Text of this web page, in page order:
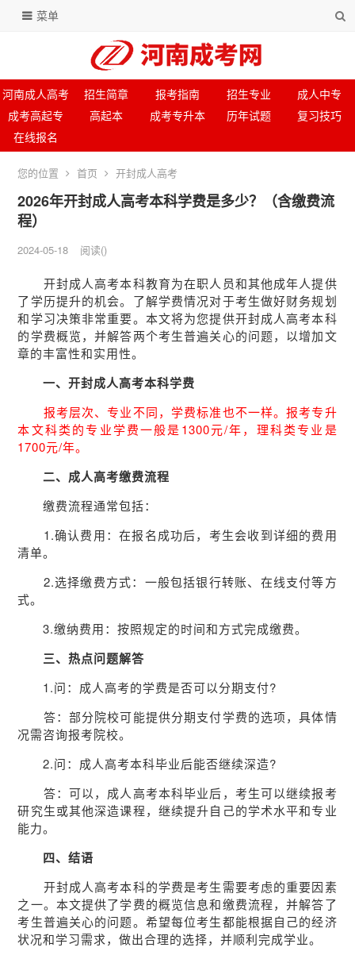
菜单
河南成人高考 招生简章 报考指南 招生专业
成人中专
成考高起专
高起本 成考专升本 历年试题
复习技巧
在线报名
您的位置 首页 开封成人高考
2026年开封成人高考本科学费是多少？（含缴费流
程）
2024-05-18 阅读()
开封成人高考本科教育为在职人员和其他成年人提供
了学历提升的机会。了解学费情况对于考生做好财务规划
和学习决策非常重要。本文将为您提供开封成人高考本科
的学费概览，并解答两个考生普遍关心的问题，以增加文
章的丰富性和实用性。
一、开封成人高考本科学费
报考层次、专业不同，学费标准也不一样。报考专升
本文科类的专业学费一般是1300元/年，理科类专业是
1700元/年。
二、成人高考缴费流程
缴费流程通常包括：
1.确认费用：在报名成功后，考生会收到详细的费用
清单。
2.选择缴费方式：一般包括银行转账、在线支付等方
式。
3.缴纳费用：按照规定的时间和方式完成缴费。
三、热点问题解答
1.问：成人高考的学费是否可以分期支付?
答：部分院校可能提供分期支付学费的选项，具体情
况需咨询报考院校。
2.问：成人高考本科毕业后能否继续深造?
答：可以，成人高考本科毕业后，考生可以继续报考
研究生或其他深造课程，继续提升自己的学术水平和专业
能力。
四、结语
开封成人高考本科的学费是考生需要考虑的重要因素
之一。本文提供了学费的概览信息和缴费流程，并解答了
考生普遍关心的问题。希望每位考生都能根据自己的经济
状况和学习需求，做出合理的选择，并顺利完成学业。